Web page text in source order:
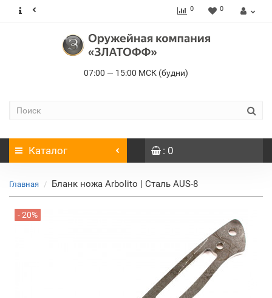
0 0
07:00 — 15:00 МСК (будни)
Каталог : 0
Главная Бланк ножа Arbolito | Сталь AUS-8
- 20%